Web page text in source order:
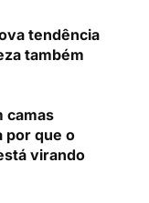
tendência
também
camas
por que o
virando